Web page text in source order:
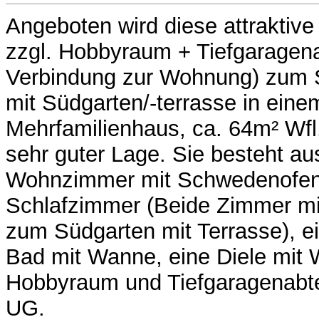
Angeboten wird diese
zzgl. Hobbyraum +
Verbindung zur Wohnung)
mit Südgarten/-terrasse in
Mehrfamilienhaus, ca. 64m²
sehr guter Lage. Sie besteht
Wohnzimmer mit
Schlafzimmer (Beide Zimmer
zum Südgarten mit Terrasse),
Bad mit Wanne, eine Diele mit
Hobbyraum und
UG.